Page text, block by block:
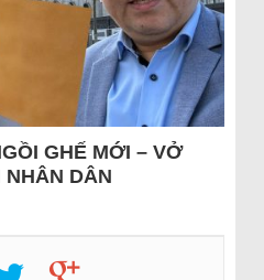
GHẾ MỚI – VỞ
NHÂN DÂN